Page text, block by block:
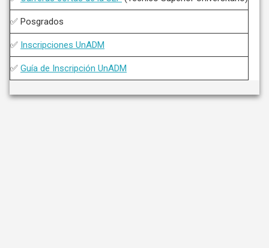
✅ Posgrados
✅ Inscripciones UnADM
✅ Guía de Inscripción UnADM